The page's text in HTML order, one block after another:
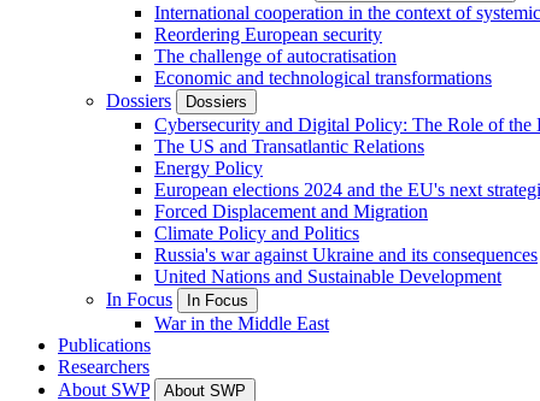
International cooperation in the context of
Reordering European security
The challenge of autocratisation
Economic and technological transformations
Dossiers
Dossiers
Cybersecurity and Digital Policy: The Role of
The US and Transatlantic Relations
Energy Policy
European elections 2024 and the EU's next
Forced Displacement and Migration
Climate Policy and Politics
Russia's war against Ukraine and its consequences
United Nations and Sustainable Development
In Focus
In Focus
War in the Middle East
Publications
Researchers
About SWP
About SWP